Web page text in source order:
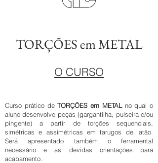
TORÇÕES em METAL
O CURSO
Curso prático deTORÇÕES em METALno qual o
aluno desenvolve peças (gargantilha, pulseira e/ou
pingente) a partir de torções sequenciais,
simétricas e assimétricas em tarugos de latão.
Será apresentado também o ferramental
necessário e as devidas orientações para
acabamento.